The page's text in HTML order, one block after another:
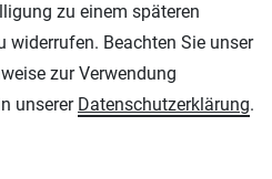
und Plotterfolien
zu einem späteren
widerrufen. Beachten Sie unser
zur Verwendung
unserer Daten­schutz­erklärung.